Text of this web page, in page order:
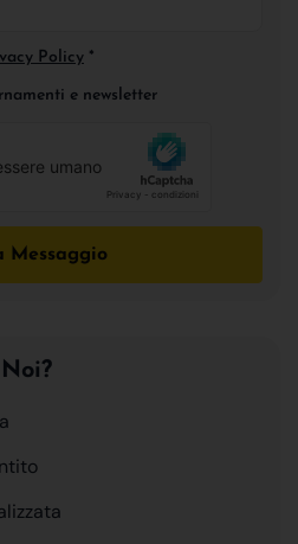
Policy *
e newsletter
Messaggio